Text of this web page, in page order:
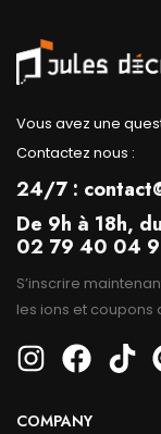
Vous avez une
Contactez nous :
24/7 :
De 9h à 18h,
02 79 40 04
S’inscrire
les ions et coupons
COMPANY